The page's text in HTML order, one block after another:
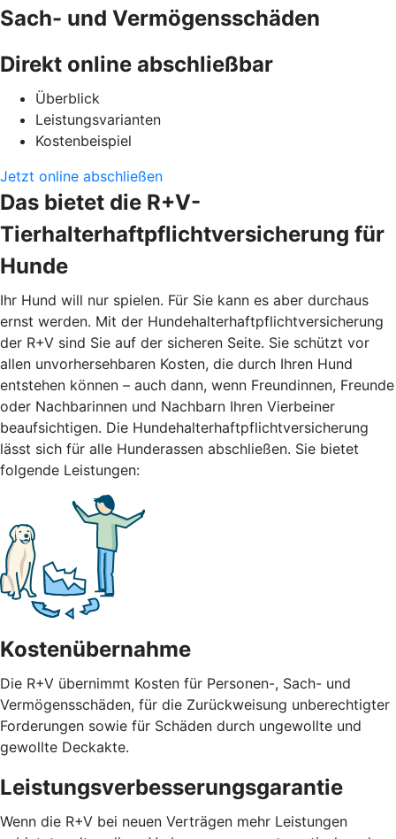
Sach- und Vermögensschäden
Direkt online abschließbar
Überblick
Leistungsvarianten
Kostenbeispiel
Jetzt online abschließen
Das bietet die R+V-
Tierhalterhaftpflichtversicherung für
Hunde
Ihr Hund will nur spielen. Für Sie kann es aber durchaus
ernst werden. Mit der Hundehalterhaftpflichtversicherung
der R+V sind Sie auf der sicheren Seite. Sie schützt vor
allen unvorhersehbaren Kosten, die durch Ihren Hund
entstehen können – auch dann, wenn Freundinnen, Freunde
oder Nachbarinnen und Nachbarn Ihren Vierbeiner
beaufsichtigen. Die Hundehalterhaftpflichtversicherung
lässt sich für alle Hunderassen abschließen. Sie bietet
folgende Leistungen:
Kostenübernahme
Die R+V übernimmt Kosten für Personen-, Sach- und
Vermögensschäden, für die Zurückweisung unberechtigter
Forderungen sowie für Schäden durch ungewollte und
gewollte Deckakte.
Leistungsverbesserungsgarantie
Wenn die R+V bei neuen Verträgen mehr Leistungen